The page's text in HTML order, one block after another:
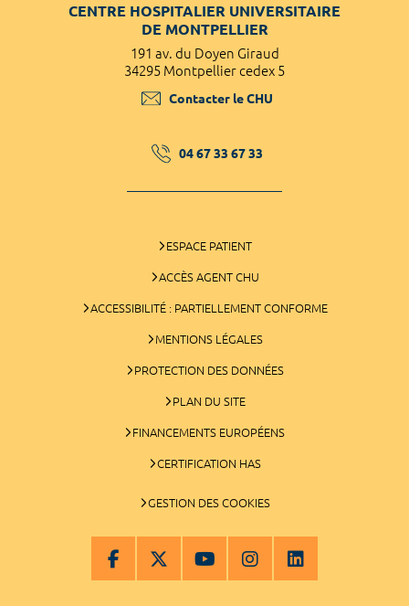
CENTRE HOSPITALIER UNIVERSITAIRE
DE MONTPELLIER
191 av. du Doyen Giraud
34295 Montpellier cedex 5
Contacter le CHU
04 67 33 67 33
ESPACE PATIENT
ACCÈS AGENT CHU
ACCESSIBILITÉ : PARTIELLEMENT CONFORME
MENTIONS LÉGALES
PROTECTION DES DONNÉES
PLAN DU SITE
FINANCEMENTS EUROPÉENS
CERTIFICATION HAS
GESTION DES COOKIES